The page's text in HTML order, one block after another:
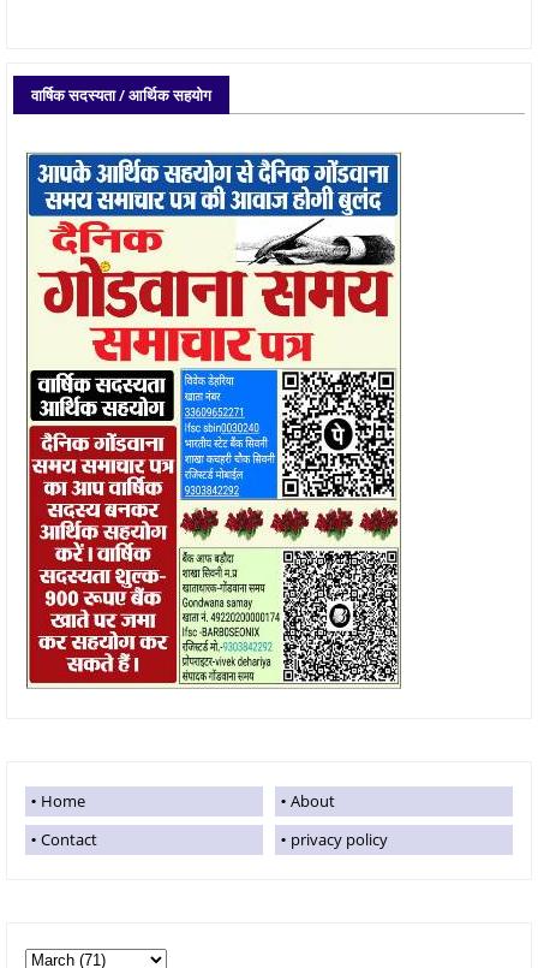
वार्षिक सदस्यता / आर्थिक सहयोग
Home
About
Contact
privacy policy